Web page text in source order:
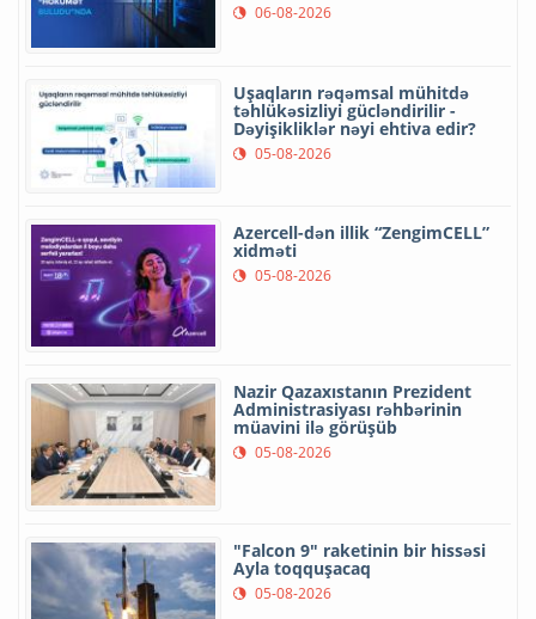
06-08-2026
Uşaqların rəqəmsal mühitdə
təhlükəsizliyi gücləndirilir -
Dəyişikliklər nəyi ehtiva edir?
05-08-2026
Azercell-dən illik “ZengimCELL”
xidməti
05-08-2026
Nazir Qazaxıstanın Prezident
Administrasiyası rəhbərinin
müavini ilə görüşüb
05-08-2026
"Falcon 9" raketinin bir hissəsi
Ayla toqquşacaq
05-08-2026